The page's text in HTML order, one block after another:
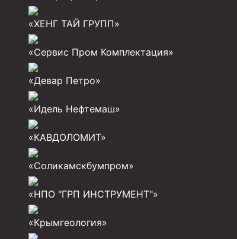
Буровые насосы
Элеваторы трубные
Буровые установки
Циркуляционные системы и оборудование
Технологическая оснастка обсадных колонн
Краны шаровые КШЗ
Головки цементировочные универсальные
«ХЕНГ ТАЙ ГРУПП»
«Сервис Пром Комплектация»
«Девар Петро»
«Идель Нефтемаш»
«КАВДОЛОМИТ»
«Соликамскбумпром»
«НПО "ГРП ИНСТРУМЕНТ"»
«Крымгеология»